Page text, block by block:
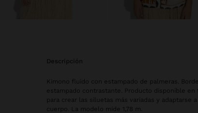
descripción
Kimono fluido con estampado de palmeras.
estampado contrastante. Producto disponible en
para crear las siluetas más variadas y adaptarse
cuerpo. La modelo mide 1,78 m.